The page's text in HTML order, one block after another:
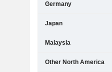
Germany
Japan
Malaysia
Other North America